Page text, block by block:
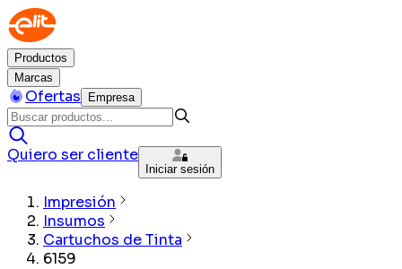
Productos
Marcas
Ofertas Empresa
Quiero ser cliente
Iniciar sesión
Impresión
Insumos
Cartuchos de Tinta
6159